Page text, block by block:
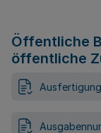
Öffentliche
öffentliche